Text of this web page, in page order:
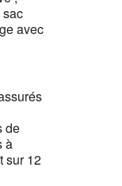
sac
avec
de
à
sur 12